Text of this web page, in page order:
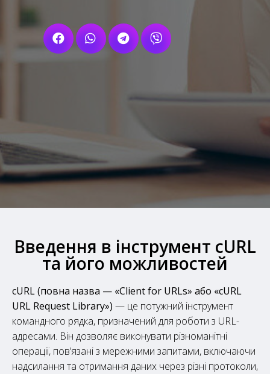
Введення в інструмент cURL
та його можливостей
cURL (повна назва — «Client for URLs» або «cURL
URL Request Library») — це потужний інструмент
командного рядка, призначений для роботи з URL-
адресами. Він дозволяє виконувати різноманітні
операції, пов’язані з мережними запитами, включаючи
надсилання та отримання даних через різні протоколи,